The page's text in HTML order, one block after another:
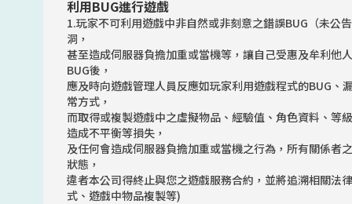
利用BUG進行遊戲
1.玩家不可利用遊戲中非自然或非刻意之錯誤BUG（未公
洞，
甚至造成伺服器負擔加重或當機等，讓自己受惠及牟利他
BUG後，
應及時向遊戲管理人員反應如玩家利用遊戲程式的BUG、
常方式，
而取得或複製遊戲中之虛擬物品、經驗值、角色資料、等
造成不平衡等損失，
及任何會造成伺服器負擔加重或當機之行為，所有關係者
狀態，
違者本公司得終止與您之遊戲服務合約，並將追溯相關法
式、遊戲中物品複製等)